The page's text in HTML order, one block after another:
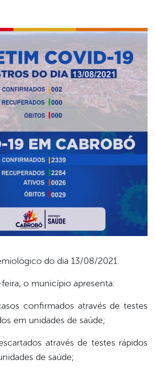
do dia 13/08/2021.
feira, o município apresenta:
confirmados através de testes
em unidades de saúde;
através de testes rápidos
de saúde;